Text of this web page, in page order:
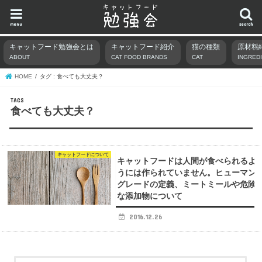
search
menu
キャットフード勉強会とは
ABOUT
キャットフード紹介
CAT FOOD BRANDS
猫の種類
CAT
原材料
HOME タグ : 食べても大丈夫？
食べても大丈夫？
キャットフードについて
キャットフードは人間が食べられるよ
うには作られていません。ヒューマン
グレードの定義、ミートミールや危険
な添加物について
2016.12.26